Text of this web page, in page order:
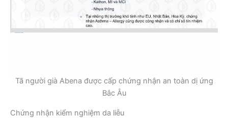
Tã người già Abena được cấp chứng nhận an toàn dị ứng
Bắc Âu
Chứng nhận kiểm nghiệm da liễu